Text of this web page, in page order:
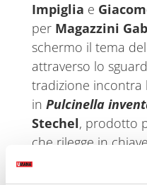
Impiglia e
per Magazzini
schermo il tema
attraverso lo
tradizione incontra
in Pulcinella
Stechel, prodotto
che rilegge in
un’icona italiana.